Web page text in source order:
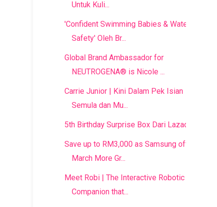
Untuk Kuli...
'Confident Swimming Babies & Water
Safety' Oleh Br...
Global Brand Ambassador for
NEUTROGENA® is Nicole ...
Carrie Junior | Kini Dalam Pek Isian
Semula dan Mu...
5th Birthday Surprise Box Dari Lazada
Save up to RM3,000 as Samsung offers
March More Gr...
Meet Robi | The Interactive Robotic
Companion that...